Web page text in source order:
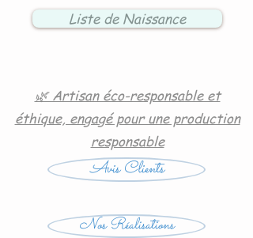
Liste de Naissance
🌿 Artisan éco-responsable et
éthique, engagé pour une production
responsable
Avis Clients
Nos Réalisations